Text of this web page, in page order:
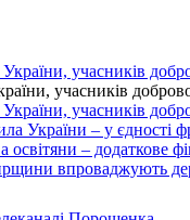
учасників